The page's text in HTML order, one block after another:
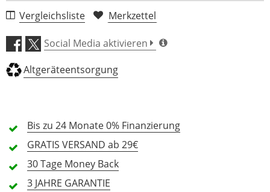
1 Rezension
5 Sterne
4 Sterne
3 Sterne
Alle Sprachen
Vergleichsliste Merkzettel
Social Media aktivieren
Altgeräteentsorgung
Bis zu 24 Monate0% Finanzierung
GRATIS VERSAND ab 29€
30 Tage Money Back
3 JAHRE GARANTIE